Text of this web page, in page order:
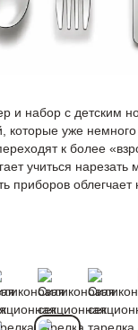
и набор с детским
которые уже
к более
учиться нарезать
приборов